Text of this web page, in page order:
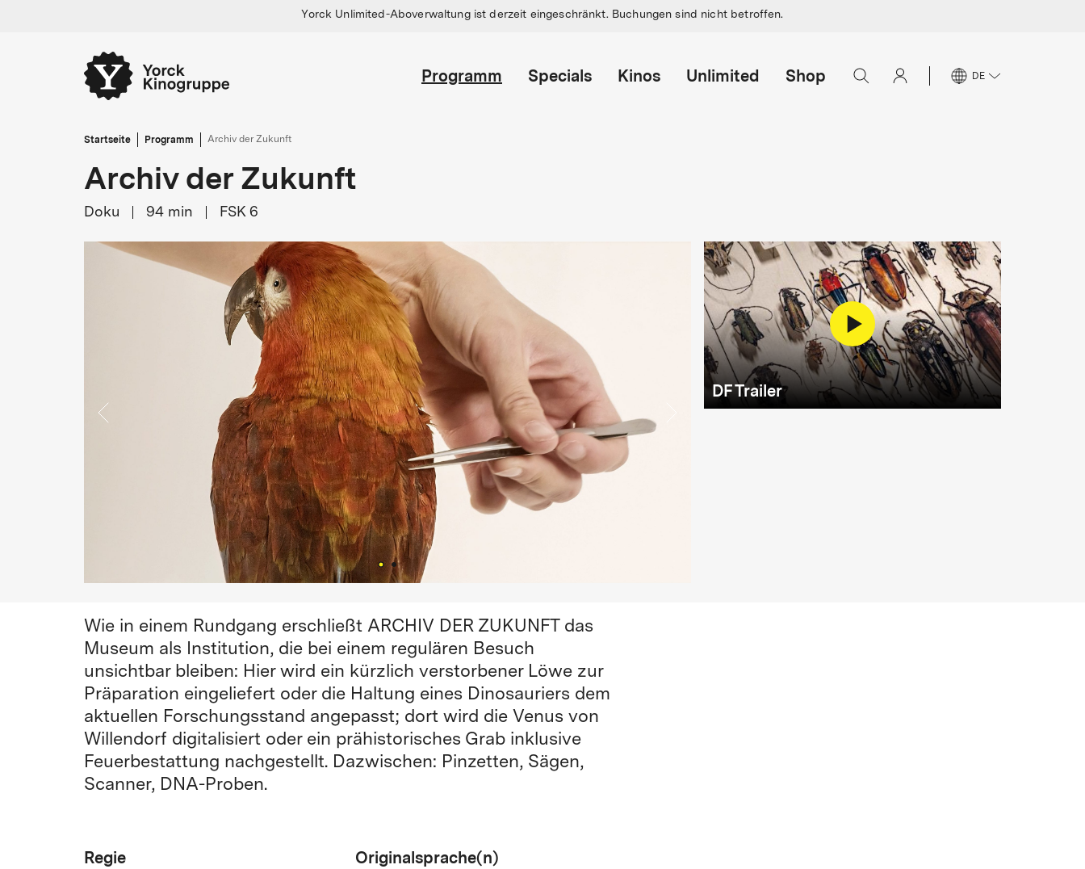
Yorck Unlimited-Aboverwaltung ist derzeit eingeschränkt. Buchungen sind nicht betroffen.
Programm Specials Kinos Unlimited Shop DE
Startseite Programm Archiv der Zukunft
Archiv der Zukunft
Doku 94 min FSK 6
DF Trailer
Wie in einem Rundgang erschließt ARCHIV DER ZUKUNFT das
Museum als Institution, die bei einem regulären Besuch
unsichtbar bleiben: Hier wird ein kürzlich verstorbener Löwe zur
Präparation eingeliefert oder die Haltung eines Dinosauriers dem
aktuellen Forschungsstand angepasst; dort wird die Venus von
Willendorf digitalisiert oder ein prähistorisches Grab inklusive
Feuerbestattung nachgestellt. Dazwischen: Pinzetten, Sägen,
Scanner, DNA-Proben.
Regie Originalsprache(n)